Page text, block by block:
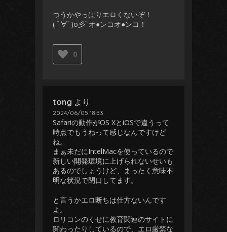
つうかやっぱりエロくないぞ！
( ﾟ∀ﾟ)o彡ﾟオ●ンコオ●ンコ！
0
tong より:
2024/06/05 18:53
Safariの動作がOS XとiOSで違うって
時点でもうねって感じなんですけど
ね。
まぁ未だにIntelMacを使っているので
新しい開発環境に上げられないせいも
あるのでしょうけど、まったく意味不
明な状況で閉口してます。
と言うかエロ断ちは仕方ないんです
よ。
ロリコンのくせに教育関連のサイトに
関わったりしているので、エロ厳禁な